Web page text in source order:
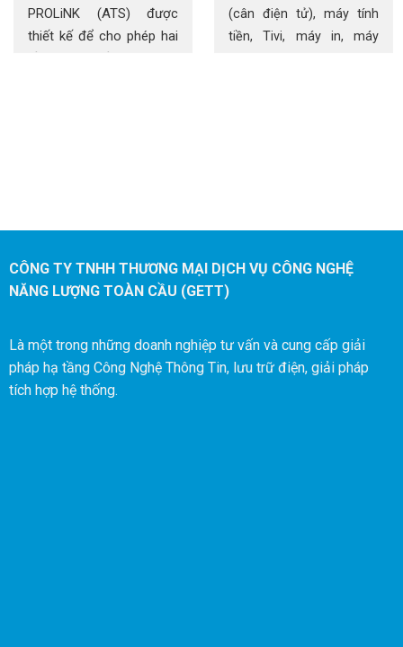
PROLiNK (ATS) được
thiết kế để cho phép hai
điện liền mạch và bảo vệ
cao nhất cho thiết bị của
chuyển kết nối trở lại
nguồn điện chính sau khi
phát hiện có điện trở lại.
(cân điện tử), máy tính
tiền, Tivi, máy in, máy
CÔNG TY TNHH THƯƠNG MẠI DỊCH VỤ CÔNG NGHỆ
NĂNG LƯỢNG TOÀN CẦU (GETT)
Là một trong những doanh nghiệp tư vấn và cung cấp giải
pháp hạ tầng Công Nghệ Thông Tin, lưu trữ điện, giải pháp
tích hợp hệ thống.